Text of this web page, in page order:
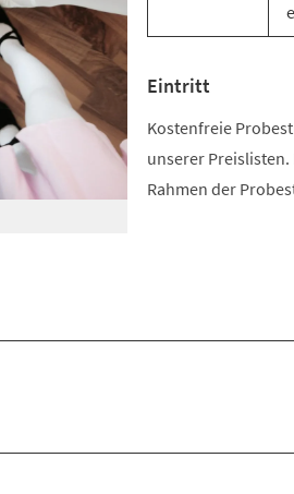
Eintritt
Kostenfreie
unserer Preislisten.
Rahmen der